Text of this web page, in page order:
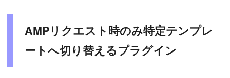
AMPリクエスト時のみ特定テンプレ
ートへ切り替えるプラグイン